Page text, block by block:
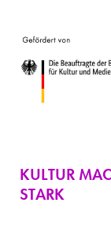
KULTUR
STARK